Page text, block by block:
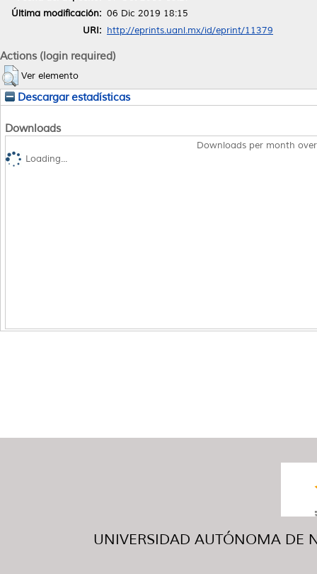
Última modificación: 06 Dic 2019 18:15
URI: http://eprints.uanl.mx/id/eprint/11379
Actions (login required)
Ver elemento
Descargar estadísticas
Downloads
Downloads per month
Loading...
UNIVERSIDAD AUTÓNOMA DE